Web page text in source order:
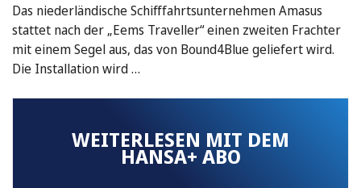
Das niederländische Schifffahrtsunternehmen Amasus
stattet nach der „Eems Traveller“ einen zweiten Frachter
mit einem Segel aus, das von Bound4Blue geliefert wird.
Die Installation wird …
WEITERLESEN MIT DEM
HANSA+ ABO